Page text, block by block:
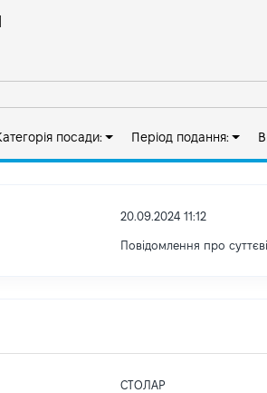
посади: Період подання:
20.09.2024 11:12
Повідомлення про
СТОЛАР